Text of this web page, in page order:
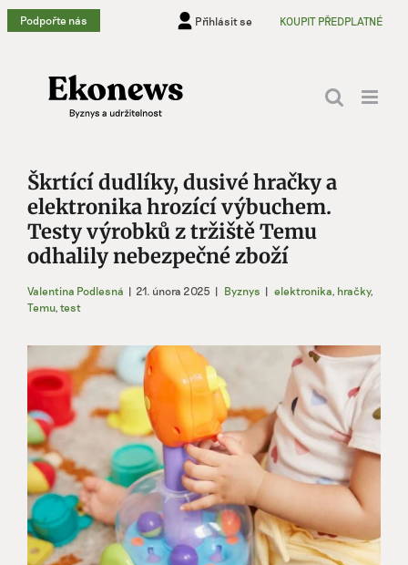
Přeskočit
na
Podpořte nás Přihlásit se KOUPIT PŘEDPLATNÉ
Škrtící dudlíky, dusivé hračky a
elektronika hrozící výbuchem.
Testy výrobků z tržiště Temu
odhalily nebezpečné zboží
Valentina Podlesná | 21. února 2025 | Byznys | elektronika, hračky,
Temu, test
Zobrazit
větší
obrázek